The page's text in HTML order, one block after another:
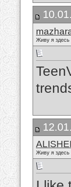
Живу я здесь
Живу я здесь